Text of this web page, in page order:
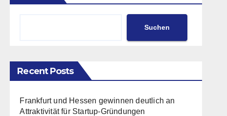
Suchen
Recent Posts
Frankfurt und Hessen gewinnen deutlich an
Attraktivität für Startup-Gründungen